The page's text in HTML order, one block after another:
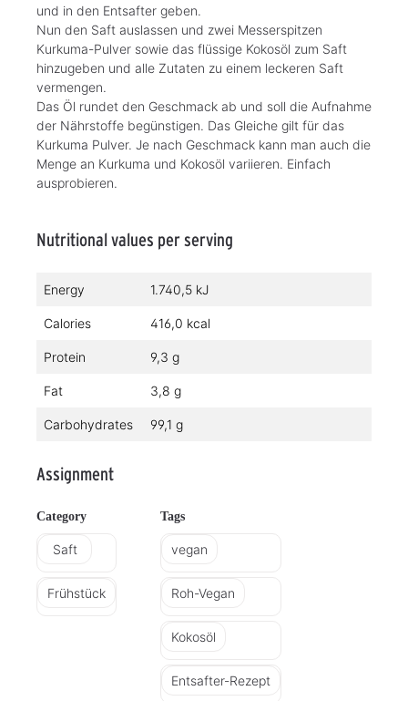
und in den Entsafter geben.
Nun den Saft auslassen und zwei Messerspitzen
Kurkuma-Pulver sowie das flüssige Kokosöl zum Saft
hinzugeben und alle Zutaten zu einem leckeren Saft
vermengen.
Das Öl rundet den Geschmack ab und soll die Aufnahme
der Nährstoffe begünstigen. Das Gleiche gilt für das
Kurkuma Pulver. Je nach Geschmack kann man auch die
Menge an Kurkuma und Kokosöl variieren. Einfach
ausprobieren.
Nutritional values per serving
Energy 1.740,5 kJ
Calories 416,0 kcal
Protein 9,3 g
Fat 3,8 g
Carbohydrates 99,1 g
Assignment
Category
Saft
Frühstück
Tags
vegan
Roh-Vegan
Kokosöl
Entsafter-Rezept